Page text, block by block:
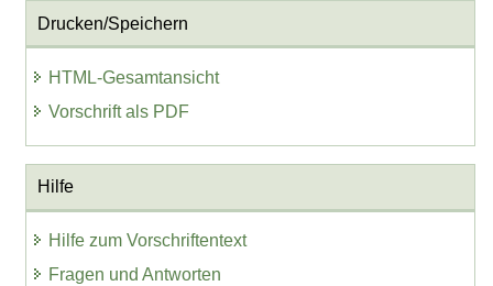
Drucken/Speichern
HTML-Gesamtansicht
Vorschrift als PDF
Hilfe
Hilfe zum Vorschriftentext
Fragen und Antworten